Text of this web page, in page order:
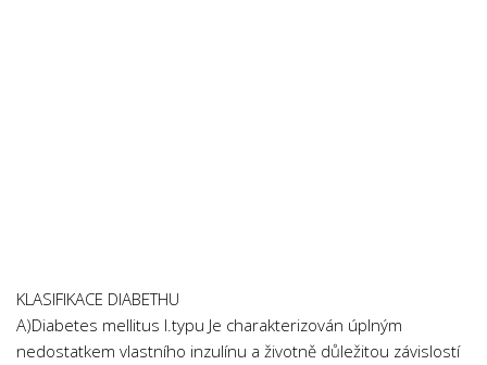
Informatika
KLASIFIKACE DIABETHU
A)Diabetes mellitus I.typu Je charakterizován úplným
nedostatkem vlastního inzulínu a životně důležitou závislostí